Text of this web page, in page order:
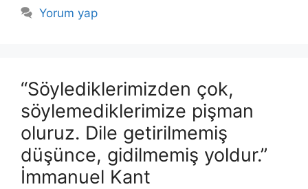
Yorum yap
“Söylediklerimizden çok,
söylemediklerimize pişman
oluruz. Dile getirilmemiş
düşünce, gidilmemiş yoldur.”
İmmanuel Kant